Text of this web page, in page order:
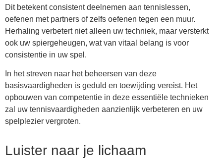
Dit betekent consistent deelnemen aan tennislessen,
oefenen met partners of zelfs oefenen tegen een muur.
Herhaling verbetert niet alleen uw techniek, maar versterkt
ook uw spiergeheugen, wat van vitaal belang is voor
consistentie in uw spel.
In het streven naar het beheersen van deze
basisvaardigheden is geduld en toewijding vereist. Het
opbouwen van competentie in deze essentiële technieken
zal uw tennisvaardigheden aanzienlijk verbeteren en uw
spelplezier vergroten.
Luister naar je lichaam